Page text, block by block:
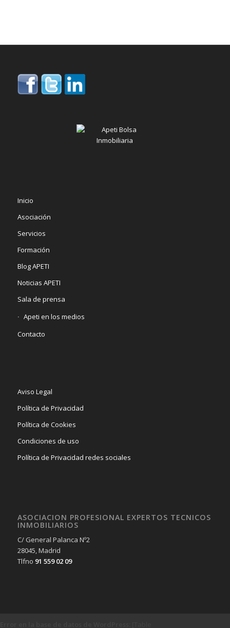
Inicio
Asociación
Servicios
Formación
Blog APETI
Noticias APETI
Sala de prensa
Apeti en los medios
Contacto
Aviso Legal
Política de Privacidad
Política de Cookies
Condiciones de uso
Política de Privacidad redes sociales
ASOCIACION PROFESIONAL EXPERTOS TECNICOS
INMOBILIARIOS
C/ General Palanca Nº2
28045, Madrid
Tlfno 91 559 02 09